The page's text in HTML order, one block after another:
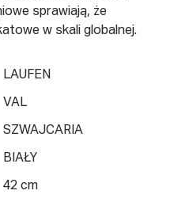
sprawiają, że
w skali globalnej.
LAUFEN
VAL
SZWAJCARIA
BIAŁY
42 cm